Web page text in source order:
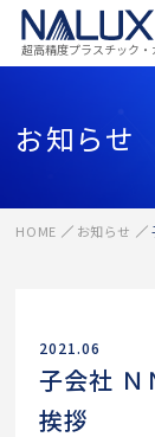
超高精度プラスチック
お知らせ
HOME お知らせ
2021.06
⼦会社 Ｎ
挨拶